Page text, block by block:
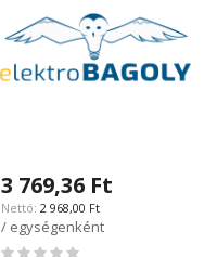
3 769,36 Ft
2 968,00 Ft
/ egységenként
Rating: